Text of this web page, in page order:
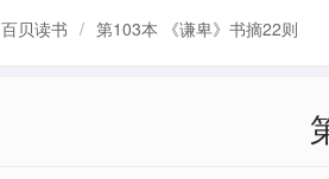
百贝读书 / 第103本 《谦卑》书摘22则